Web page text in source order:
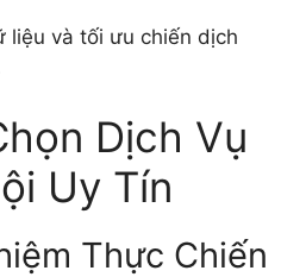
liệu và tối ưu chiến dịch
Dịch Vụ
Uy Tín
Thực Chiến